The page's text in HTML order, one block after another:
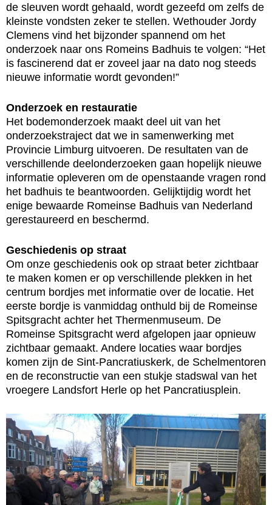
de sleuven wordt gehaald, wordt gezeefd om zelfs de
kleinste vondsten zeker te stellen. Wethouder Jordy
Clemens vind het bijzonder spannend om het
onderzoek naar ons Romeins Badhuis te volgen: “Het
is fascinerend dat er zoveel jaar na dato nog steeds
nieuwe informatie wordt gevonden!”
Onderzoek en restauratie
Het bodemonderzoek maakt deel uit van het
onderzoekstraject dat we in samenwerking met
Provincie Limburg uitvoeren. De resultaten van de
verschillende deelonderzoeken gaan hopelijk nieuwe
informatie opleveren om de openstaande vragen rond
het badhuis te beantwoorden. Gelijktijdig wordt het
enige bewaarde Romeinse Badhuis van Nederland
gerestaureerd en beschermd.
Geschiedenis op straat
Om onze geschiedenis ook op straat beter zichtbaar
te maken komen er op verschillende plekken in het
centrum bordjes met informatie over de locatie. Het
eerste bordje is vanmiddag onthuld bij de Romeinse
Spitsgracht achter het Thermenmuseum. De
Romeinse Spitsgracht werd afgelopen jaar opnieuw
zichtbaar gemaakt. Andere locaties waar bordjes
komen zijn de Sint-Pancratiuskerk, de Schelmentoren
en de reconstructie van een stukje stadswal van het
vroegere Landsfort Herle op het Pancratiusplein.